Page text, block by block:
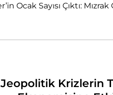
Jeopolitik Krizlerin